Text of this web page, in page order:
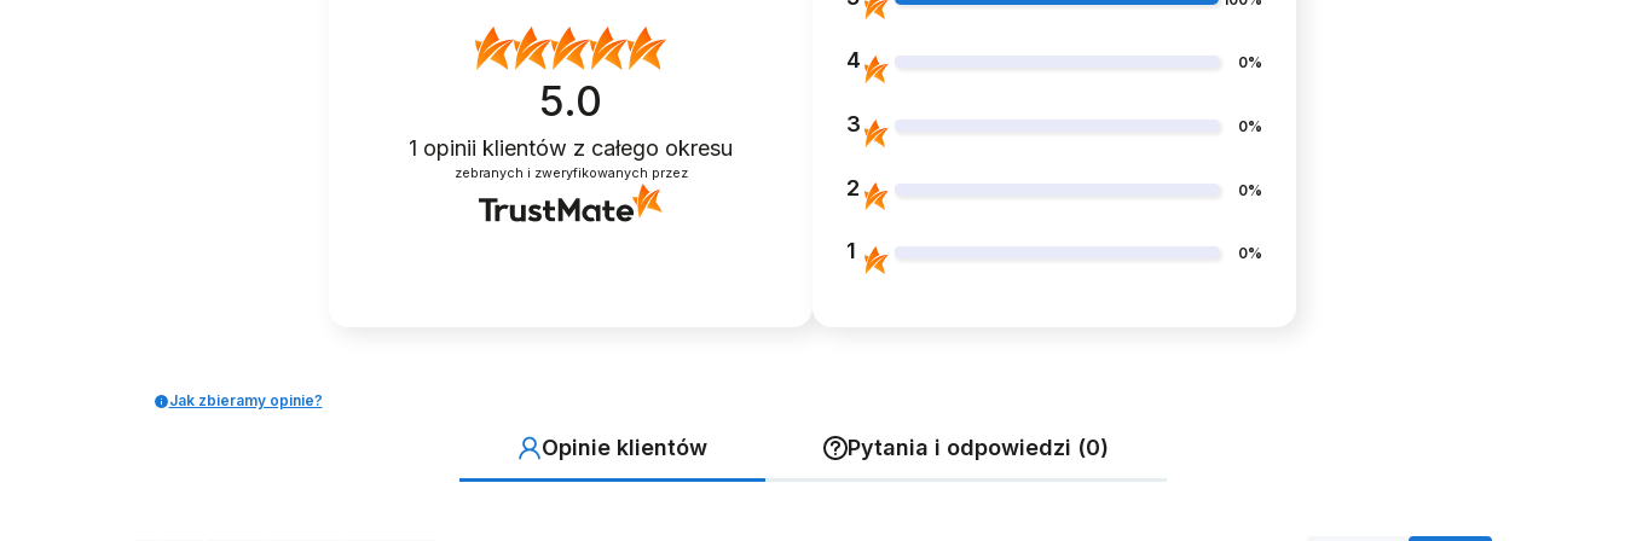
Dostępny produkt z innymi opcjami
BUTOROLKI BUTY Z
ROLKAMI ROLKI WROTKI
KLUCZ DO BUTOROLEK
5.0
1 opinii klientów z całego okresu
zebranych i zweryfikowanych przez
4 0%
3 0%
2 0%
1 0%
Jak zbieramy opinie?
Opinie klientów Pytania i odpowiedzi (0)